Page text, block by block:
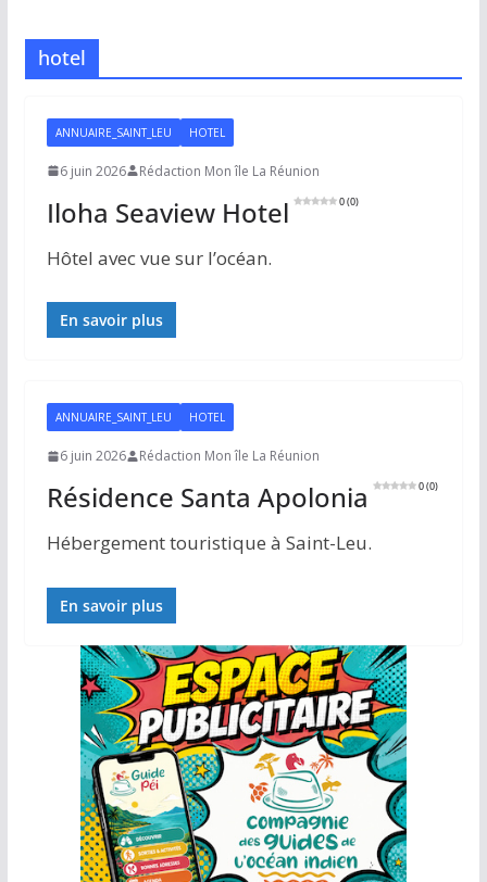
hotel
ANNUAIRE_SAINT_LEU HOTEL
6 juin 2026 Rédaction Mon île La Réunion
Iloha Seaview Hotel 0 (0)
Hôtel avec vue sur l’océan.
En savoir plus
ANNUAIRE_SAINT_LEU HOTEL
6 juin 2026 Rédaction Mon île La Réunion
Résidence Santa Apolonia 0 (0)
Hébergement touristique à Saint-Leu.
En savoir plus